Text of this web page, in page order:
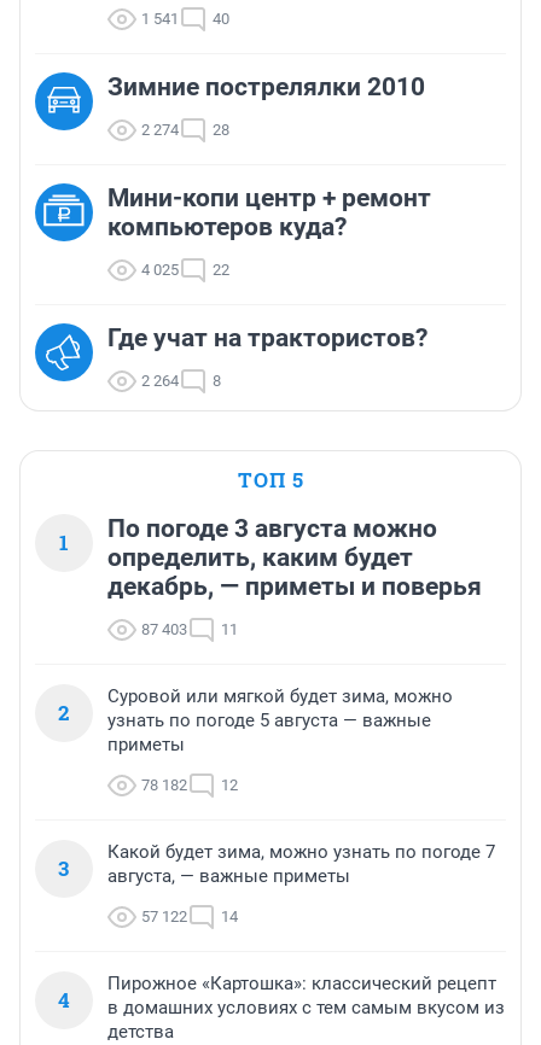
1 541 40
Зимние пострелялки 2010
2 274 28
Мини-копи центр + ремонт
компьютеров куда?
4 025 22
Где учат на трактористов?
2 264 8
ТОП 5
1
По погоде 3 августа можно
определить, каким будет
декабрь, — приметы и поверья
87 403 11
2
Суровой или мягкой будет зима, можно
узнать по погоде 5 августа — важные
приметы
78 182 12
3
Какой будет зима, можно узнать по погоде 7
августа, — важные приметы
57 122 14
4
Пирожное «Картошка»: классический рецепт
в домашних условиях с тем самым вкусом из
детства